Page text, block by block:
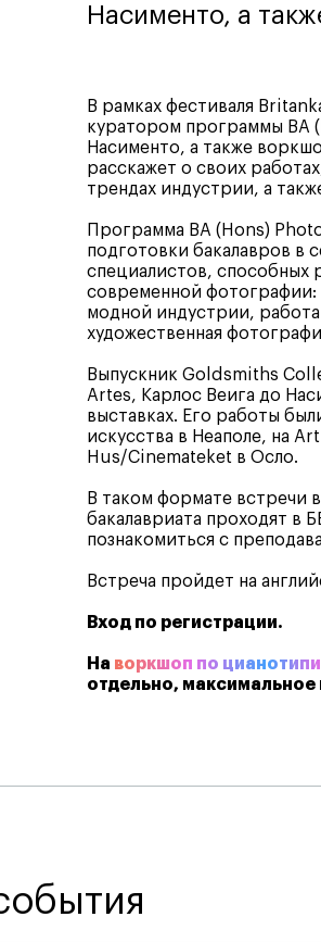
Насименто, а
В рамках фестиваля
куратором программы BA
Насименто, а также
расскажет о своих
трендах индустрии, а
Программа BA (Hons)
подготовки бакалавров в
специалистов, способных
современной фотографии:
модной индустрии, работа
художественная
Выпускник Goldsmiths
Artes, Карлос Веига до
выставках. Его работы
искусства в Неаполе, на
Hus/Cinemateket в Осло.
В таком формате встречи
бакалавриата проходят в
познакомиться с
Встреча пройдет на
Вход по регистрации.
На воркшоп по
отдельно, максимальное